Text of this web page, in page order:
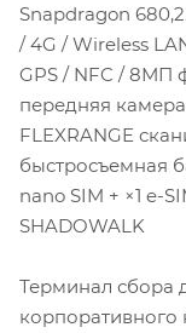
Snapdragon
/ 4G / Wireless
GPS / NFC / 8МП
передняя
FLEXRANGE
быстросъемная
nano SIM + ×1 e-
SHADOWALK
Терминал сбора
корпоративного